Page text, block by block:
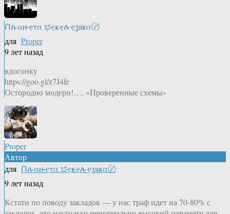
Ոሉαዙҿτα ಭҿҝҿሉҿʓяҝα〄
для Proper
9 лет назад
вдогонку
https://goo.gl/z7J4fe
Остородно модерн!…. «Проверенные схемы»
Proper
Автор
для Ոሉαዙҿτα ಭҿҝҿሉҿʓяҝα〄
9 лет назад
Кстати по поводу закладок — у нас траф идет на 70-80% с